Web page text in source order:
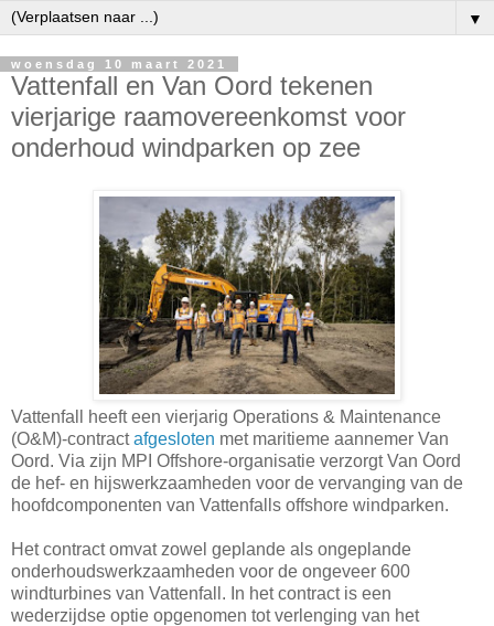
▼
woensdag 10 maart 2021
Vattenfall en Van Oord tekenen
vierjarige raamovereenkomst voor
onderhoud windparken op zee
Vattenfall heeft een vierjarig Operations & Maintenance
(O&M)-contractafgesloten met maritieme aannemer Van
Oord. Via zijn MPI Offshore-organisatie verzorgt Van Oord
de hef- en hijswerkzaamheden voor de vervanging van de
hoofdcomponenten van Vattenfalls offshore windparken.
Het contract omvat zowel geplande als ongeplande
onderhoudswerkzaamheden voor de ongeveer 600
windturbines van Vattenfall. In het contract is een
wederzijdse optie opgenomen tot verlenging van het